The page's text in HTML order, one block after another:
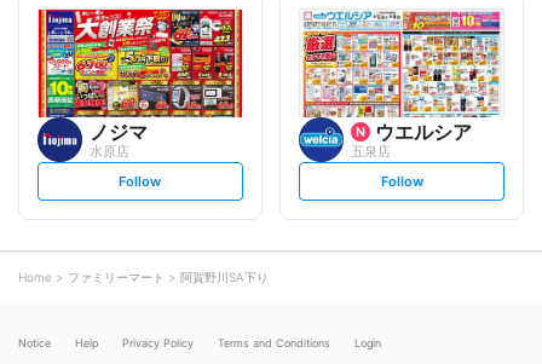
l
o
w
l
o
w
ノジマ
水原店
s
l
o
Follow
ウエルシア
五泉店
s
l
Follow
Home ファミリーマート 阿賀野川SA下り
Notice Help Privacy Policy Terms and Conditions Login